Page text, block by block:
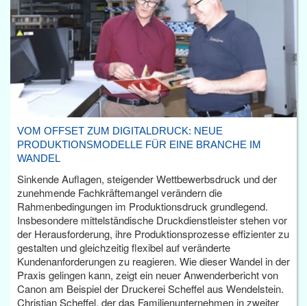
VOM OFFSET ZUM DIGITALDRUCK: NEUE
PRODUKTIONSMODELLE FÜR EINE BRANCHE IM
WANDEL
Sinkende Auflagen, steigender Wettbewerbsdruck und der
zunehmende Fachkräftemangel verändern die
Rahmenbedingungen im Produktionsdruck grundlegend.
Insbesondere mittelständische Druckdienstleister stehen vor
der Herausforderung, ihre Produktionsprozesse effizienter zu
gestalten und gleichzeitig flexibel auf veränderte
Kundenanforderungen zu reagieren. Wie dieser Wandel in der
Praxis gelingen kann, zeigt ein neuer Anwenderbericht von
Canon am Beispiel der Druckerei Scheffel aus Wendelstein.
Christian Scheffel, der das Familienunternehmen in zweiter